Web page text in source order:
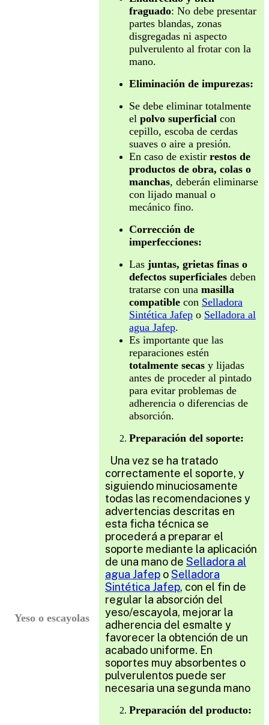
Yeso o escayolas
fraguado: No debe presentar
partes blandas, zonas
disgregadas ni aspecto
pulverulento al frotar con la
mano.
Eliminación de impurezas:
Se debe eliminar totalmente
el polvo superficial con
cepillo, escoba de cerdas
suaves o aire a presión.
En caso de existir restos de
productos de obra, colas o
manchas, deberán eliminarse
con lijado manual o
mecánico fino.
Corrección de
imperfecciones:
Las juntas, grietas finas o
defectos superficiales deben
tratarse con una masilla
compatible con Selladora
Sintética Jafep o Selladora al
agua Jafep.
Es importante que las
reparaciones estén
totalmente secas y lijadas
antes de proceder al pintado
para evitar problemas de
adherencia o diferencias de
absorción.
Preparación del soporte:
Una vez se ha tratado
correctamente el soporte, y
siguiendo minuciosamente
todas las recomendaciones y
advertencias descritas en
esta ficha técnica se
procederá a preparar el
soporte mediante la aplicación
de una mano de Selladora al
agua Jafep oSelladora
Sintética Jafep, con el fin de
regular la absorción del
yeso/escayola, mejorar la
adherencia del esmalte y
favorecer la obtención de un
acabado uniforme. En
soportes muy absorbentes o
pulverulentos puede ser
necesaria una segunda mano
Preparación del producto: